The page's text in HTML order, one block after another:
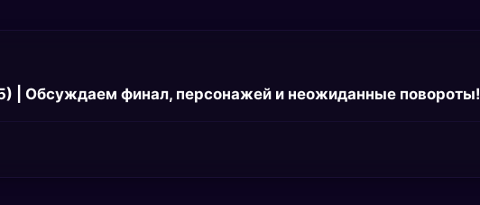
| Обсуждаем финал, персонажей и неожиданные повороты!